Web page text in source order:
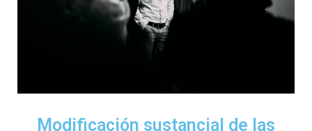
Modificación sustancial de las